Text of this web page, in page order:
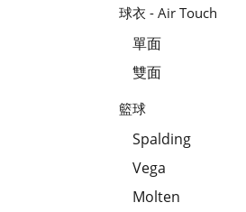
球衣 - Air Touch
單面
雙面
籃球
Spalding
Vega
Molten